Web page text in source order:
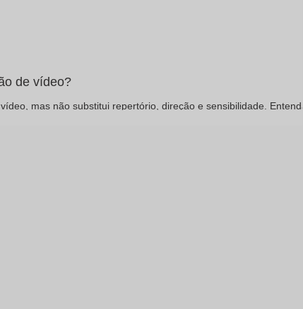
de vídeo?
mas não substitui repertório, direção e sensibilidade. Entenda